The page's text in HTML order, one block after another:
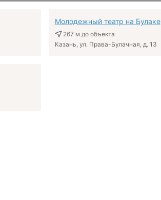
Молодежный театр на Булаке
267 м до объекта
Казань, ул. Права-Булачная, д. 13